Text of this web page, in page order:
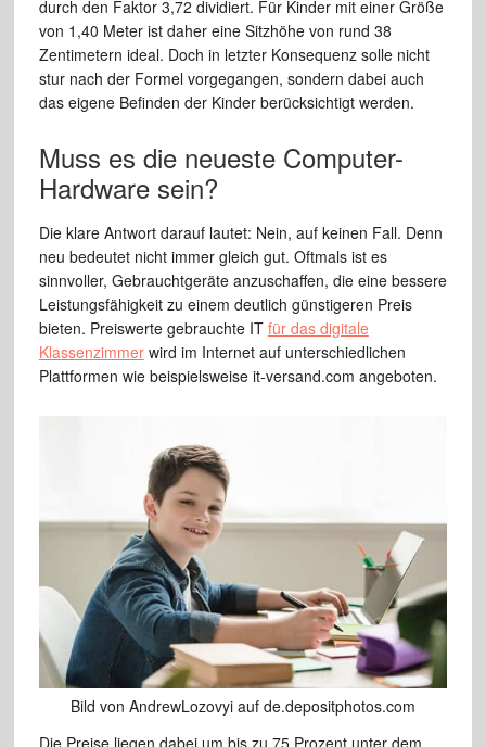
durch den Faktor 3,72 dividiert. Für Kinder mit einer Größe
von 1,40 Meter ist daher eine Sitzhöhe von rund 38
Zentimetern ideal. Doch in letzter Konsequenz solle nicht
stur nach der Formel vorgegangen, sondern dabei auch
das eigene Befinden der Kinder berücksichtigt werden.
Muss es die neueste Computer-
Hardware sein?
Die klare Antwort darauf lautet: Nein, auf keinen Fall. Denn
neu bedeutet nicht immer gleich gut. Oftmals ist es
sinnvoller, Gebrauchtgeräte anzuschaffen, die eine bessere
Leistungsfähigkeit zu einem deutlich günstigeren Preis
bieten. Preiswerte gebrauchte IT für das digitale
Klassenzimmerwird im Internet auf unterschiedlichen
Plattformen wie beispielsweise it-versand.com angeboten.
Bild von AndrewLozovyi auf de.depositphotos.com